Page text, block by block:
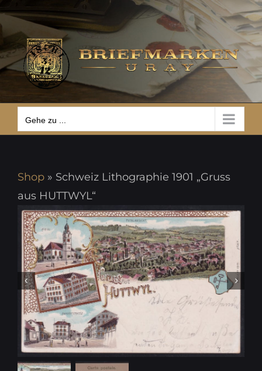
Zum
Inhalt
springen
Gehe zu ...
Gehe zu ...
Shop » Schweiz Lithographie 1901 „Gruss
aus HUTTWYL“